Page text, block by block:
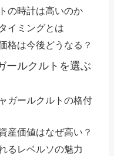
の時計は高いのか
イミングとは
格は今後どうなる？
ールクルトを選ぶ
ガールクルトの格付
産価値はなぜ高い？
るレベルソの魅力